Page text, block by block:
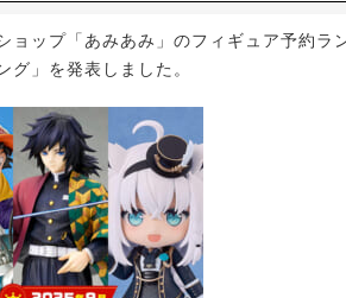
ップ「あみあみ」のフィギュア予約ラ
グ」を発表しました。